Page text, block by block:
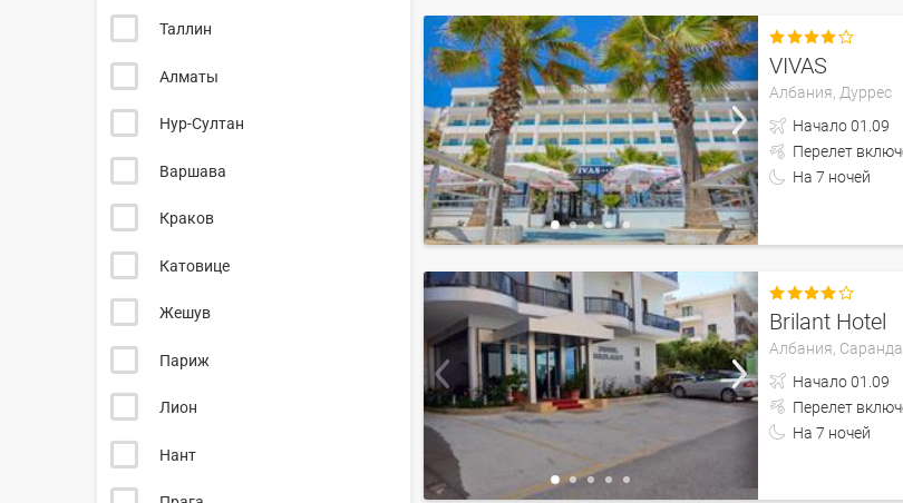
Таллин
Алматы
Нур-Султан
Варшава
Краков
Катовице
Жешув
Париж
Лион
Нант

VIVAS
Албания,Дуррес
Начало01.09
На7 ночей

Brilant Hotel
Албания, Саранда
Начало01.09
На7 ночей